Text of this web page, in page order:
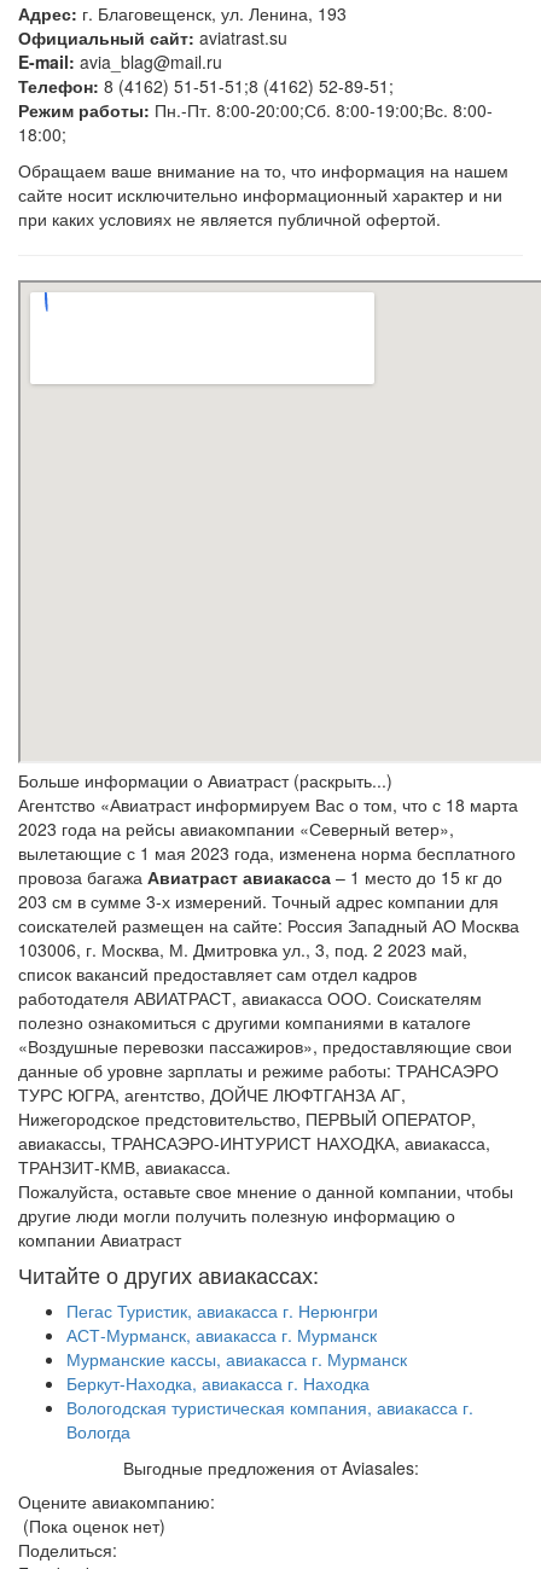
Адрес: г. Благовещенск, ул. Ленина, 193
Официальный сайт: aviatrast.su
E-mail: avia_blag@mail.ru
Телефон: 8 (4162) 51-51-51;8 (4162) 52-89-51;
Режим работы: Пн.-Пт. 8:00-20:00;Сб. 8:00-19:00;Вс. 8:00-
18:00;
Обращаем ваше внимание на то, что информация на нашем
сайте носит исключительно информационный характер и ни
при каких условиях не является публичной офертой.
Больше информации о Авиатраст (раскрыть...)
Агентство «Авиатраст информируем Вас о том, что с 18 марта
2023 года на рейсы авиакомпании «Северный ветер»,
вылетающие с 1 мая 2023 года, изменена норма бесплатного
провоза багажа Авиатраст авиакасса – 1 место до 15 кг до
203 см в сумме 3-х измерений. Точный адрес компании для
соискателей размещен на сайте: Россия Западный АО Москва
103006, г. Москва, М. Дмитровка ул., 3, под. 2 2023 май,
список вакансий предоставляет сам отдел кадров
работодателя АВИАТРАСТ, авиакасса ООО. Соискателям
полезно ознакомиться с другими компаниями в каталоге
«Воздушные перевозки пассажиров», предоставляющие свои
данные об уровне зарплаты и режиме работы: ТРАНСАЭРО
ТУРС ЮГРА, агентство, ДОЙЧЕ ЛЮФТГАНЗА АГ,
Нижегородское предстовительство, ПЕРВЫЙ ОПЕРАТОР,
авиакассы, ТРАНСАЭРО-ИНТУРИСТ НАХОДКА, авиакасса,
ТРАНЗИТ-КМВ, авиакасса.
Пожалуйста, оставьте свое мнение о данной компании, чтобы
другие люди могли получить полезную информацию о
компании Авиатраст
Читайте о других авиакассах:
Пегас Туристик, авиакасса г. Нерюнгри
АСТ-Мурманск, авиакасса г. Мурманск
Мурманские кассы, авиакасса г. Мурманск
Беркут-Находка, авиакасса г. Находка
Вологодская туристическая компания, авиакасса г.
Вологда
Выгодные предложения от Aviasales:
Оцените авиакомпанию:
(Пока оценок нет)
Поделиться: